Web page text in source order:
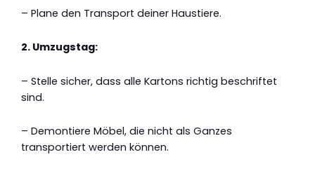
– Plane den Transport deiner Haustiere.
2. Umzugstag:
– Stelle sicher, dass alle Kartons richtig beschriftet
sind.
– Demontiere Möbel, die nicht als Ganzes
transportiert werden können.